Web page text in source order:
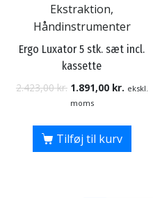
Ekstraktion,
Håndinstrumenter
Ergo Luxator 5 stk. sæt incl.
kassette
2.423,00kr. 1.891,00 kr. ekskl.
moms
Tilføj til kurv